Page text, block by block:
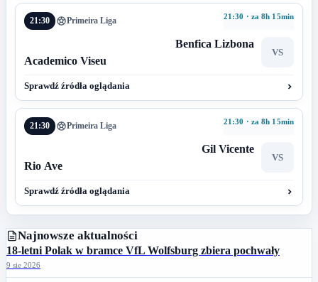
21:30 Primeira Liga 21:30 · za 8h 15min
Benfica Lizbona
VS
Academico Viseu
Sprawdź źródła oglądania
21:30 Primeira Liga 21:30 · za 8h 15min
Gil Vicente
VS
Rio Ave
Sprawdź źródła oglądania
Najnowsze aktualności
18-letni Polak w bramce VfL Wolfsburg zbiera pochwały
9 sie 2026